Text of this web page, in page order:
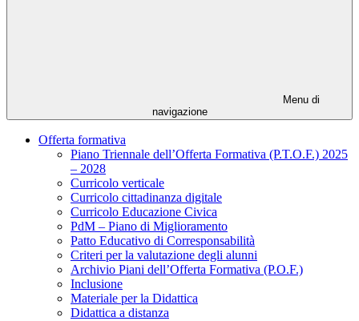
Menu di
navigazione
Offerta formativa
Piano Triennale dell’Offerta Formativa (P.T.O.F.) 2025
– 2028
Curricolo verticale
Curricolo cittadinanza digitale
Curricolo Educazione Civica
PdM – Piano di Miglioramento
Patto Educativo di Corresponsabilità
Criteri per la valutazione degli alunni
Archivio Piani dell’Offerta Formativa (P.O.F.)
Inclusione
Materiale per la Didattica
Didattica a distanza